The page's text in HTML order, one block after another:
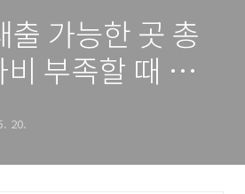
출 가능한 곳 총
부족할 때 유용
20.